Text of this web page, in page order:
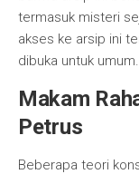
termasuk misteri
akses ke arsip ini
dibuka untuk umum.
Makam
Petrus
Beberapa teori